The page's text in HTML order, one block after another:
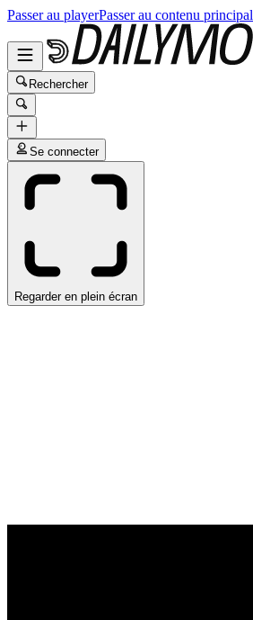
Passer au playerPasser au contenu principal
Rechercher
Se connecter
Regarder en plein écran